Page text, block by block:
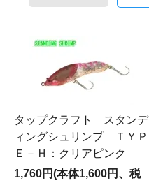
タップクラフト スタンデ
ィングシュリンプ ＴＹＰ
Ｅ－Ｈ：クリアピンク
1,760円(本体1,600円、税